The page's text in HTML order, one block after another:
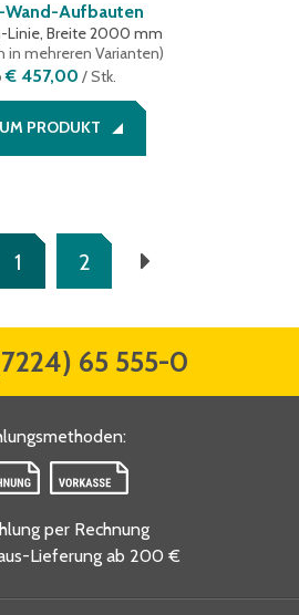
Aufbauten
Linie, Breite 2000 mm
in mehreren Varianten)
€ 457,00 / Stk.
PRODUKT
1 2
65 555-0
:
per Rechnung
Lieferung ab 200 €